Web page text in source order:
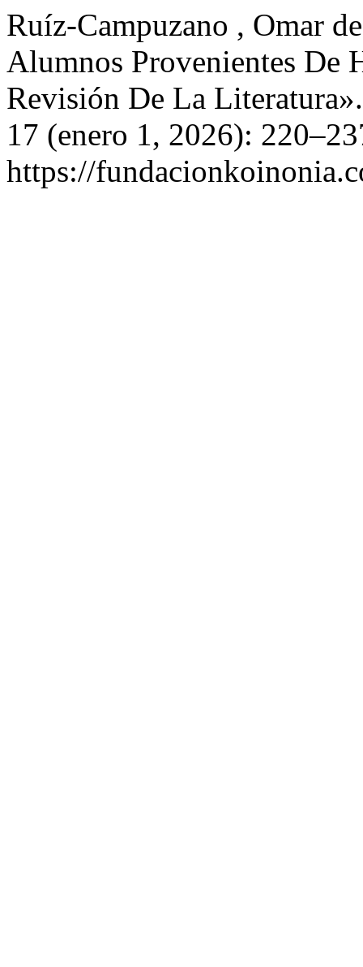
Ruíz-Campuzano , Omar
Alumnos Provenientes De
Revisión De La
17 (enero 1, 2026):
https://